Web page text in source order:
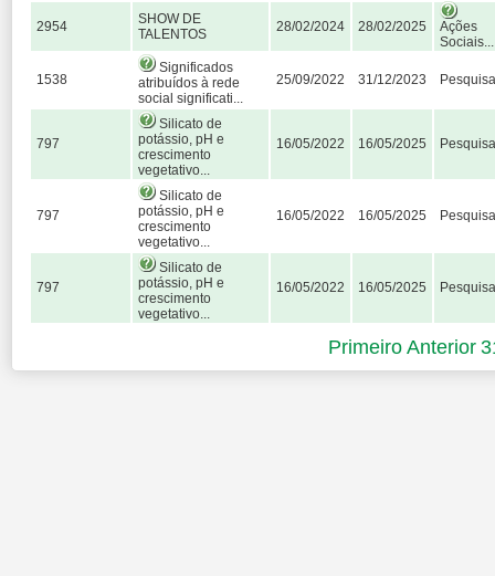
2954
SHOW DE
TALENTOS
28/02/2024 28/02/2025
Ações
Sociais...
1538
Significados
atribuídos à rede
social significati...
25/09/2022 31/12/2023 Pesquisa
797
Silicato de
potássio, pH e
crescimento
vegetativo...
16/05/2022 16/05/2025 Pesquisa
797
Silicato de
potássio, pH e
crescimento
vegetativo...
16/05/2022 16/05/2025 Pesquisa
797
Silicato de
potássio, pH e
crescimento
vegetativo...
16/05/2022 16/05/2025 Pesquisa
Primeiro Anterior